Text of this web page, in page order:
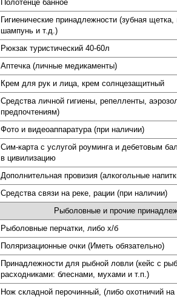
Полотенце банное
Гигиенические принадлежности (зубная
шампунь и т.д.)
Рюкзак туристический 40-60л
Аптечка (личные медикаменты)
Крем для рук и лица, крем солнцезащитный
Средства личной гигиены, репелленты,
предпочтениям)
Фото и видеоаппаратура (при наличии)
Сим-карта с услугой роуминга и дебетовым
в цивилизацию
Дополнительная провизия (алкогольные
Средства связи на реке, рации (при наличии)
Рыболовные и прочие
Рыболовные перчатки, либо х/б
Поляризационные очки (Иметь обязательно)
Принадлежности для рыбной ловли (кейс с
расходниками: блеснами, мухами и т.п.)
Нож складной перочинный, (либо охотничий на